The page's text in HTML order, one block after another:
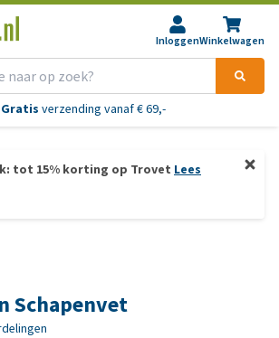
InloggenWinkelwagen
Gratis verzending vanaf € 69,-
tot 15% korting op Trovet Lees
Schapenvet